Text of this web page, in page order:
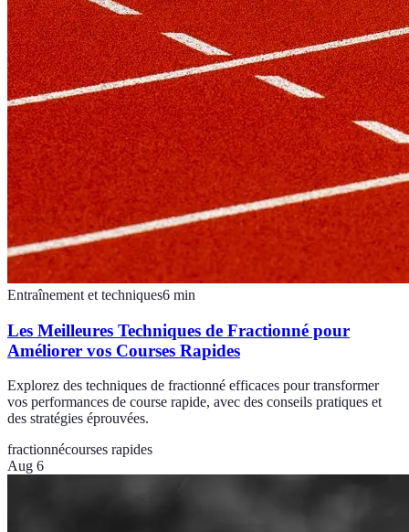
Entraînement et techniques6 min
Les Meilleures Techniques de Fractionné pour
Améliorer vos Courses Rapides
Explorez des techniques de fractionné efficaces pour transformer
vos performances de course rapide, avec des conseils pratiques et
des stratégies éprouvées.
fractionnécourses rapides
Aug 6